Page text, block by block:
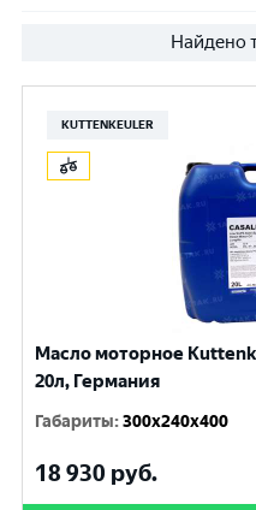
Найдено
KUTTENKEULER
Масло моторное
20л, Германия
Габариты:300x240x400
18 930 руб.